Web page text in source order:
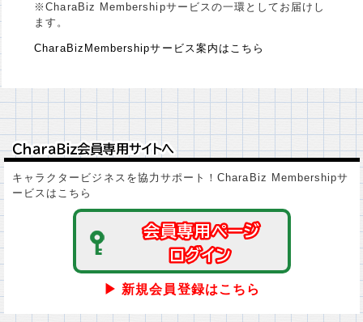
※CharaBiz Membershipサービスの一環としてお届けし
ます。
CharaBizMembershipサービス案内はこちら
ＣｈａｒａＢｉｚ会員専用サイトへ
ＣｈａｒａＢｉｚ会員専用サイトへ
キャラクタービジネスを協力サポート！CharaBiz Membershipサ
ービスはこちら
会員専用ページ
会員専用ページ
ログイン
ログイン
▶ 新規会員登録はこちら